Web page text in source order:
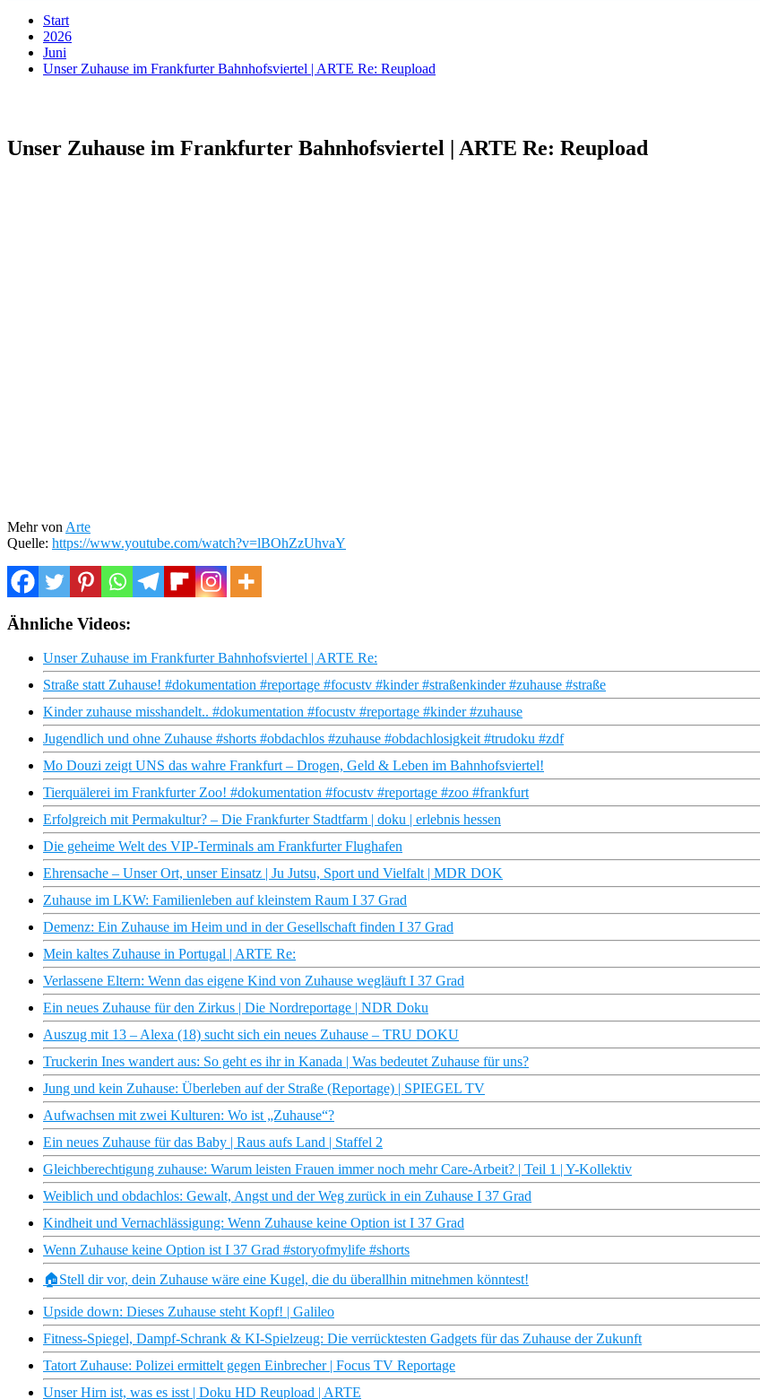
Start
2026
Juni
Unser Zuhause im Frankfurter Bahnhofsviertel | ARTE Re: Reupload
Unser Zuhause im Frankfurter Bahnhofsviertel | ARTE Re: Reupload
Mehr von Arte
Quelle: https://www.youtube.com/watch?v=lBOhZzUhvaY
Ähnliche Videos:
Unser Zuhause im Frankfurter Bahnhofsviertel | ARTE Re:
Straße statt Zuhause! #dokumentation #reportage #focustv #kinder #straßenkinder #zuhause #straße
Kinder zuhause misshandelt.. #dokumentation #focustv #reportage #kinder #zuhause
Jugendlich und ohne Zuhause #shorts #obdachlos #zuhause #obdachlosigkeit #trudoku #zdf
Mo Douzi zeigt UNS das wahre Frankfurt – Drogen, Geld & Leben im Bahnhofsviertel!
Tierquälerei im Frankfurter Zoo! #dokumentation #focustv #reportage #zoo #frankfurt
Erfolgreich mit Permakultur? – Die Frankfurter Stadtfarm | doku | erlebnis hessen
Die geheime Welt des VIP-Terminals am Frankfurter Flughafen
Ehrensache – Unser Ort, unser Einsatz | Ju Jutsu, Sport und Vielfalt | MDR DOK
Zuhause im LKW: Familienleben auf kleinstem Raum I 37 Grad
Demenz: Ein Zuhause im Heim und in der Gesellschaft finden I 37 Grad
Mein kaltes Zuhause in Portugal | ARTE Re:
Verlassene Eltern: Wenn das eigene Kind von Zuhause wegläuft I 37 Grad
Ein neues Zuhause für den Zirkus | Die Nordreportage | NDR Doku
Auszug mit 13 – Alexa (18) sucht sich ein neues Zuhause – TRU DOKU
Truckerin Ines wandert aus: So geht es ihr in Kanada | Was bedeutet Zuhause für uns?
Jung und kein Zuhause: Überleben auf der Straße (Reportage) | SPIEGEL TV
Aufwachsen mit zwei Kulturen: Wo ist „Zuhause“?
Ein neues Zuhause für das Baby | Raus aufs Land | Staffel 2
Gleichberechtigung zuhause: Warum leisten Frauen immer noch mehr Care-Arbeit? | Teil 1 | Y-Kollektiv
Weiblich und obdachlos: Gewalt, Angst und der Weg zurück in ein Zuhause I 37 Grad
Kindheit und Vernachlässigung: Wenn Zuhause keine Option ist I 37 Grad
Wenn Zuhause keine Option ist I 37 Grad #storyofmylife #shorts
🏠Stell dir vor, dein Zuhause wäre eine Kugel, die du überallhin mitnehmen könntest!
Upside down: Dieses Zuhause steht Kopf! | Galileo
Fitness-Spiegel, Dampf-Schrank & KI-Spielzeug: Die verrücktesten Gadgets für das Zuhause der Zukunft
Tatort Zuhause: Polizei ermittelt gegen Einbrecher | Focus TV Reportage
Unser Hirn ist, was es isst | Doku HD Reupload | ARTE